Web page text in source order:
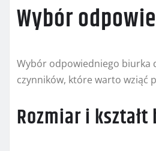
Wybór
Wybór odpowiedniego biurka
czynników, które warto wziąć
Rozmiar i